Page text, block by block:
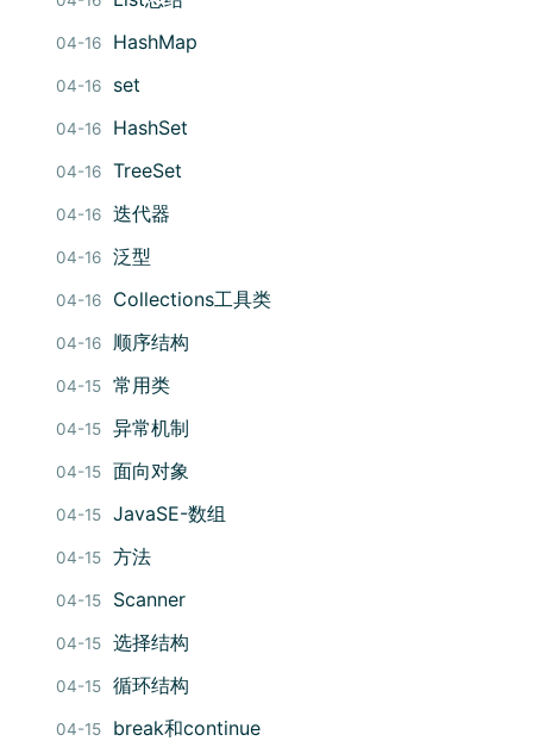
04-16 HashMap
04-16 set
04-16 HashSet
04-16 TreeSet
04-16 迭代器
04-16 泛型
04-16 Collections工具类
04-16 顺序结构
04-15 常用类
04-15 异常机制
04-15 面向对象
04-15 JavaSE-数组
04-15 方法
04-15 Scanner
04-15 选择结构
04-15 循环结构
04-15 break和continue